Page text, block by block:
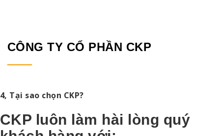
CÔNG TY CỔ PHẦN CKP
4, Tại sao chọn CKP?
CKP luôn làm hài lòng quý